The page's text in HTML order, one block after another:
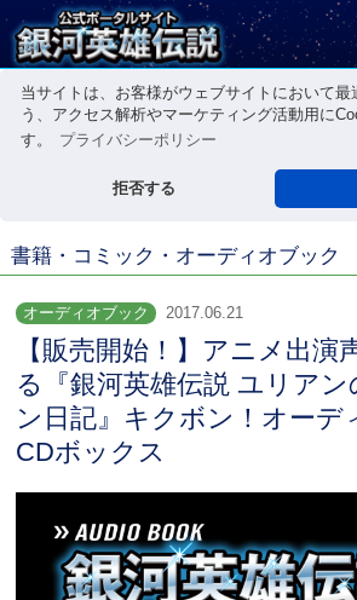
当サイトは、お客様がウェブサイトにおいて最
う、アクセス解析やマーケティング活動用に
す。
プライバシーポリシー
拒否する
書籍・コミック・オーディオブック
オーディオブック 2017.06.21
【販売開始！】アニメ出演
る『銀河英雄伝説 ユリア
ン日記』キクボン！オーデ
CDボックス